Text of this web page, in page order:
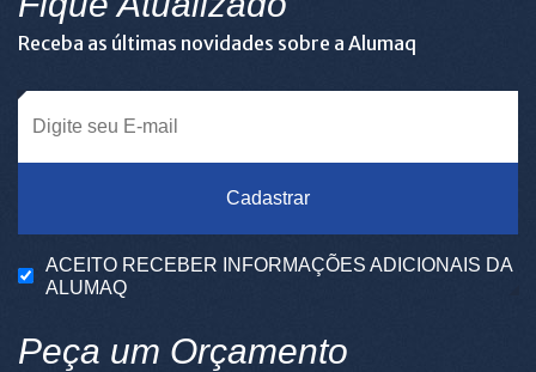
Receba as últimas novidades sobre a Alumaq
Cadastrar
ACEITO RECEBER INFORMAÇÕES ADICIONAIS DA
ALUMAQ
Peça um Orçamento